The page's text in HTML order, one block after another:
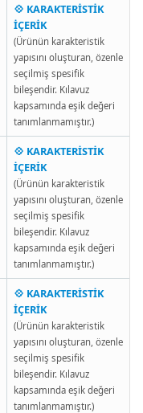
💠 KARAKTERİSTİK
İÇERİK
(Ürünün karakteristik
yapısını oluşturan, özenle
seçilmiş spesifik
bileşendir. Kılavuz
kapsamında eşik değeri
tanımlanmamıştır.)
💠 KARAKTERİSTİK
İÇERİK
(Ürünün karakteristik
yapısını oluşturan, özenle
seçilmiş spesifik
bileşendir. Kılavuz
kapsamında eşik değeri
tanımlanmamıştır.)
💠 KARAKTERİSTİK
İÇERİK
(Ürünün karakteristik
yapısını oluşturan, özenle
seçilmiş spesifik
bileşendir. Kılavuz
kapsamında eşik değeri
tanımlanmamıştır.)